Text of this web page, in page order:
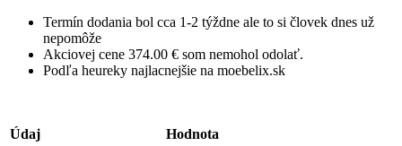
Termín dodania bol cca 1-2 týždne ale to si človek dnes už
nepomôže
Akciovej cene 374.00 € som nemohol odolať.
Podľa heureky najlacnejšie na moebelix.sk
Údaj
Hodnota